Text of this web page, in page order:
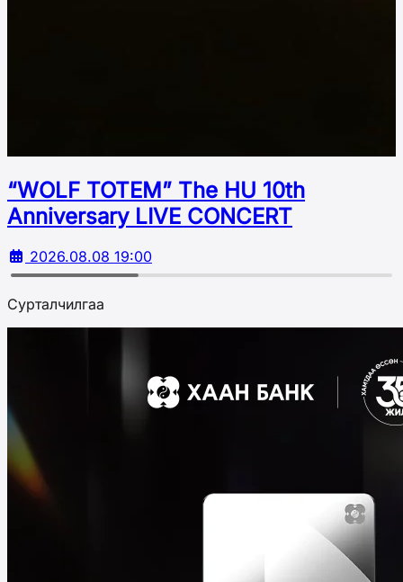
“WOLF TOTEM” The HU 10th
Аnniversary LIVE CONCERT
2026.08.08 19:00
Сурталчилгаа